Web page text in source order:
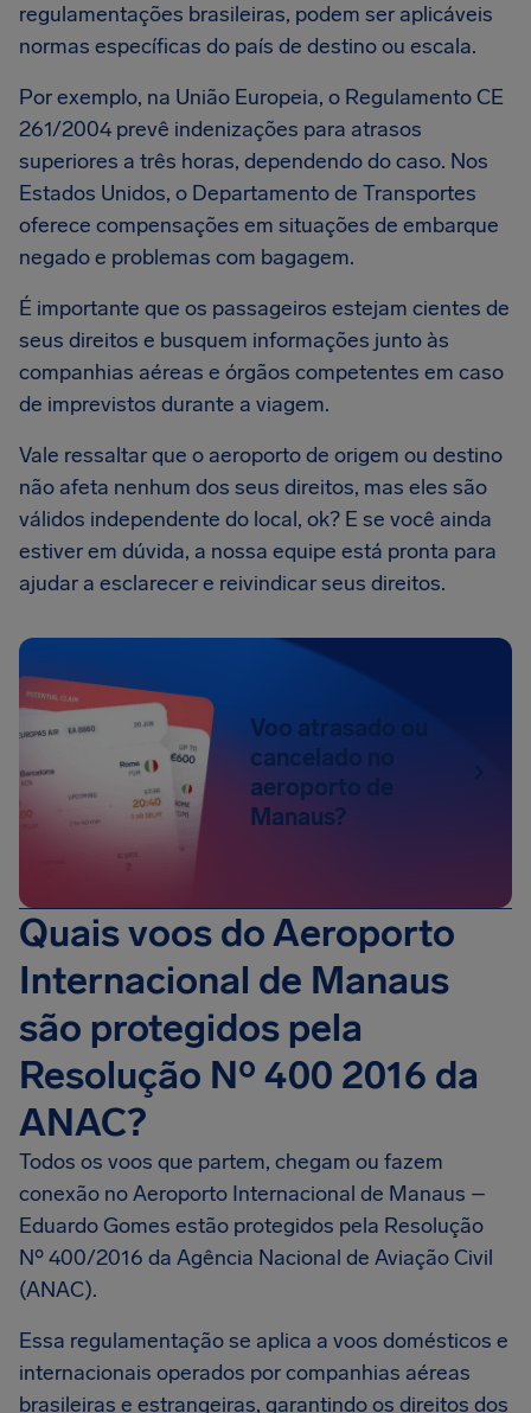
regulamentações brasileiras, podem ser aplicáveis
normas específicas do país de destino ou escala.
Por exemplo, na União Europeia, o Regulamento CE
261/2004 prevê indenizações para atrasos
superiores a três horas, dependendo do caso. Nos
Estados Unidos, o Departamento de Transportes
oferece compensações em situações de embarque
negado e problemas com bagagem.
É importante que os passageiros estejam cientes de
seus direitos e busquem informações junto às
companhias aéreas e órgãos competentes em caso
de imprevistos durante a viagem.
Vale ressaltar que o aeroporto de origem ou destino
não afeta nenhum dos seus direitos, mas eles são
válidos independente do local, ok? E se você ainda
estiver em dúvida, a nossa equipe está pronta para
ajudar a esclarecer e reivindicar seus direitos.
Voo atrasado ou
cancelado no
aeroporto de
Manaus?
Quais voos do Aeroporto
Internacional de Manaus
são protegidos pela
Resolução Nº 400 2016 da
ANAC?
Todos os voos que partem, chegam ou fazem
conexão no Aeroporto Internacional de Manaus –
Eduardo Gomes estão protegidos pela Resolução
Nº 400/2016 da Agência Nacional de Aviação Civil
(ANAC).
Essa regulamentação se aplica a voos domésticos e
internacionais operados por companhias aéreas
brasileiras e estrangeiras, garantindo os direitos dos